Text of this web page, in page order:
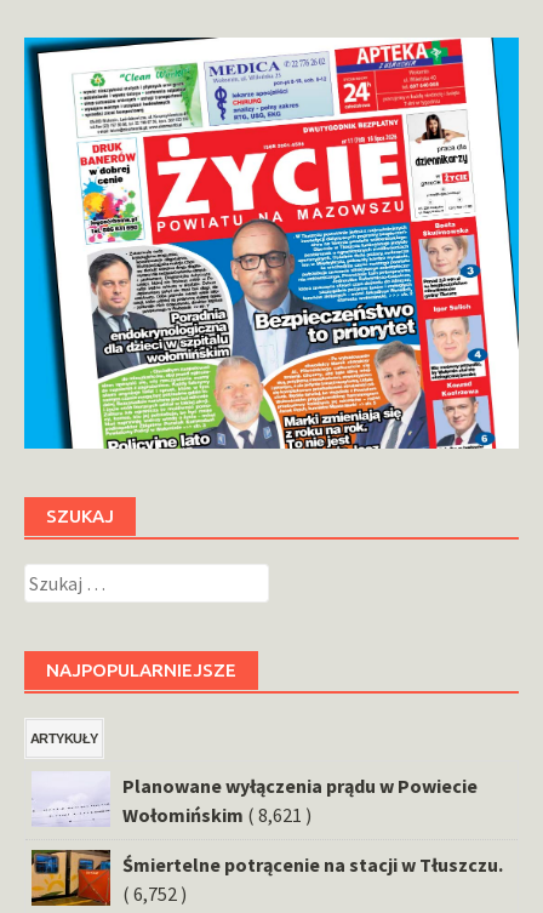
SZUKAJ
Szukaj:
NAJPOPULARNIEJSZE
ARTYKUŁY
Planowane wyłączenia prądu w Powiecie
Wołomińskim ( 8,621 )
Śmiertelne potrącenie na stacji w Tłuszczu.
( 6,752 )